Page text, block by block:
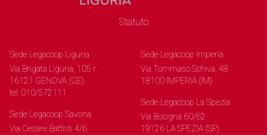
Statuto
Sede Legacoop Liguria
Via Brigata Liguria, 105 r.
16121 GENOVA (GE)
tel: 010/572111
Sede Legacoop Savona
Via Cesare Battisti 4/6
Sede Legacoop Imperia
Via Tommaso Schiva, 48
18100 IMPERIA (IM)
Sede Legacoop La Spezia
Via Bologna 60/62
19126 LA SPEZIA (SP)